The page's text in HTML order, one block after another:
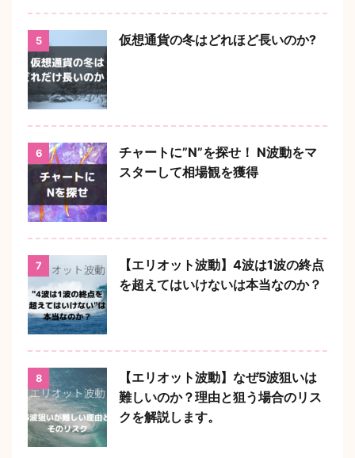
5 仮想通貨の冬はどれほど長いのか?
6
チャートに”N”を探せ！ N波動をマ
スターして相場観を獲得
7
【エリオット波動】4波は1波の終点
を超えてはいけないは本当なのか？
8
【エリオット波動】なぜ5波狙いは
難しいのか？理由と狙う場合のリス
クを解説します。